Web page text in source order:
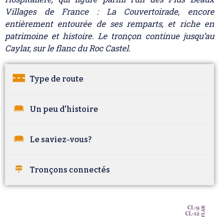
Villages de France : La Couvertoirade, encore
entièrement entourée de ses remparts, et riche en
patrimoine et histoire. Le tronçon continue jusqu’au
Caylar, sur le flanc du Roc Castel.
Type de route
Un peu d'histoire
Le saviez-vous?
Tronçons connectés